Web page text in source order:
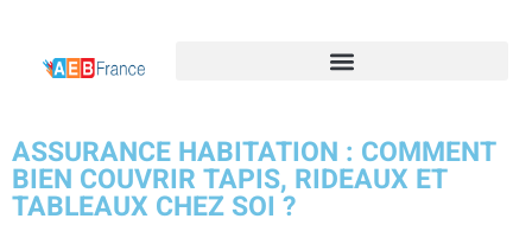
ASSURANCE HABITATION : COMMENT
BIEN COUVRIR TAPIS, RIDEAUX ET
TABLEAUX CHEZ SOI ?